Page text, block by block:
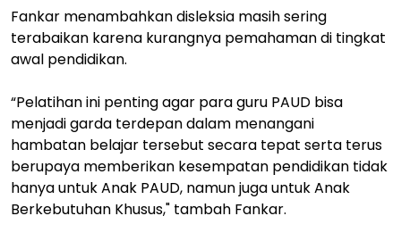
Fankar menambahkan disleksia masih sering
terabaikan karena kurangnya pemahaman di tingkat
awal pendidikan.
“Pelatihan ini penting agar para guru PAUD bisa
menjadi garda terdepan dalam menangani
hambatan belajar tersebut secara tepat serta terus
berupaya memberikan kesempatan pendidikan tidak
hanya untuk Anak PAUD, namun juga untuk Anak
Berkebutuhan Khusus," tambah Fankar.